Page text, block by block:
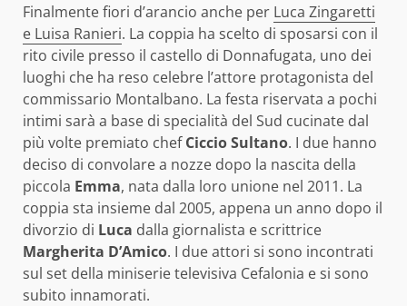
Finalmente fiori d’arancio anche per Luca Zingaretti
e Luisa Ranieri. La coppia ha scelto di sposarsi con il
rito civile presso il castello di Donnafugata, uno dei
luoghi che ha reso celebre l’attore protagonista del
commissario Montalbano. La festa riservata a pochi
intimi sarà a base di specialità del Sud cucinate dal
più volte premiato chefCiccio Sultano. I due hanno
deciso di convolare a nozze dopo la nascita della
piccola Emma, nata dalla loro unione nel 2011. La
coppia sta insieme dal 2005, appena un anno dopo il
divorzio di Luca dalla giornalista e scrittrice
Margherita D’Amico. I due attori si sono incontrati
sul set della miniserie televisiva Cefalonia e si sono
subito innamorati.